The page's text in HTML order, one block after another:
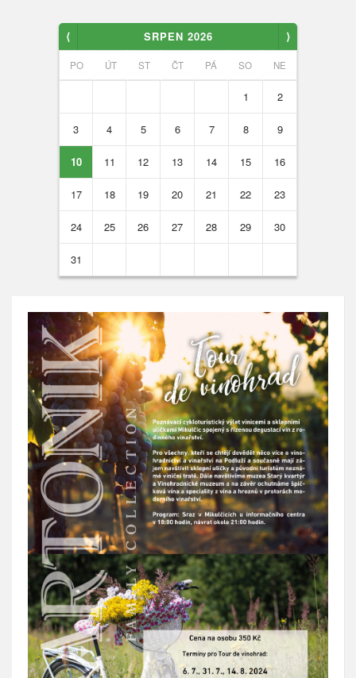
⟨ SRPEN 2026 ⟩
PO ÚT ST ČT PÁ SO NE
1 2
3 4 5 6 7 8 9
10 11 12 13 14 15 16
17 18 19 20 21 22 23
24 25 26 27 28 29 30
31